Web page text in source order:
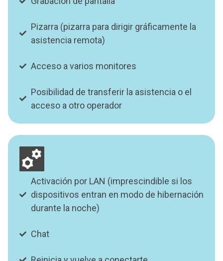
Pizarra (pizarra para dirigir gráficamente la
asistencia remota)
Acceso a varios monitores
Posibilidad de transferir la asistencia o el
acceso a otro operador
Activación por LAN (imprescindible si los
dispositivos entran en modo de hibernación
durante la noche)
Chat